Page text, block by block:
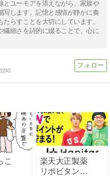
とユーモアを添えながら、家族や
写します。記憶と感情が静かに奏
らすことを大切にしています。
繊細さを詩的に綴ることで、心に
こ
楽天大正製薬
リポビタン熱